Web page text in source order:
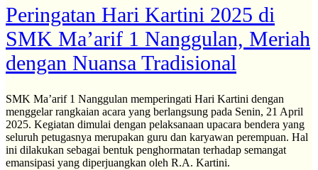
Peringatan Hari Kartini 2025 di
SMK Ma’arif 1 Nanggulan, Meriah
dengan Nuansa Tradisional
SMK Ma’arif 1 Nanggulan memperingati Hari Kartini dengan
menggelar rangkaian acara yang berlangsung pada Senin, 21 April
2025. Kegiatan dimulai dengan pelaksanaan upacara bendera yang
seluruh petugasnya merupakan guru dan karyawan perempuan. Hal
ini dilakukan sebagai bentuk penghormatan terhadap semangat
emansipasi yang diperjuangkan oleh R.A. Kartini.